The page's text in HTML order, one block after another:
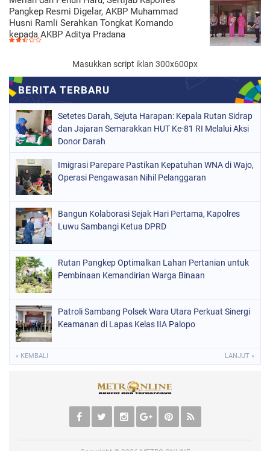
Pangkep Resmi Digelar, AKBP Muhammad
Husni Ramli Serahkan Tongkat Komando
kepada AKBP Aditya Pradana
Masukkan script iklan 300x600px
Setetes Darah, Sejuta Harapan: Kepala Rutan Sidrap
dan Jajaran Semarakkan HUT Ke-81 RI Melalui Aksi
Donor Darah
Imigrasi Parepare Pastikan Kepatuhan WNA di Wajo,
Operasi Pengawasan Nihil Pelanggaran
Bangun Kolaborasi Sejak Hari Pertama, Kapolres
Luwu Sambangi Ketua DPRD
Rutan Pangkep Optimalkan Lahan Pertanian untuk
Pembinaan Kemandirian Warga Binaan
Patroli Sambang Polsek Wara Utara Perkuat Sinergi
Keamanan di Lapas Kelas IIA Palopo
« KEMBALI LANJUT »